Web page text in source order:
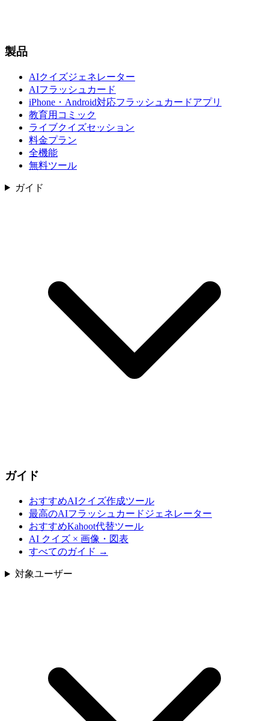
製品
AIクイズジェネレーター
AIフラッシュカード
iPhone・Android対応フラッシュカードアプリ
教育用コミック
ライブクイズセッション
料金プラン
全機能
無料ツール
ガイド
ガイド
おすすめAIクイズ作成ツール
最高のAIフラッシュカードジェネレーター
おすすめKahoot代替ツール
AI クイズ × 画像・図表
すべてのガイド →
対象ユーザー